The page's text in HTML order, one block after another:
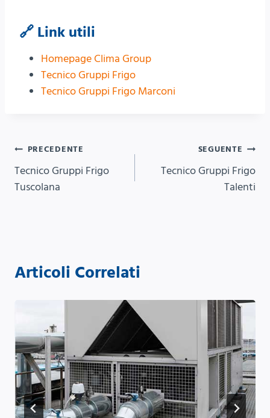
🔗 Link utili
Homepage Clima Group
Tecnico Gruppi Frigo
Tecnico Gruppi Frigo Marconi
Navigazione
articoli
PRECEDENTE
Tecnico Gruppi Frigo
Tuscolana
SEGUENTE
Tecnico Gruppi Frigo
Talenti
Articoli Correlati